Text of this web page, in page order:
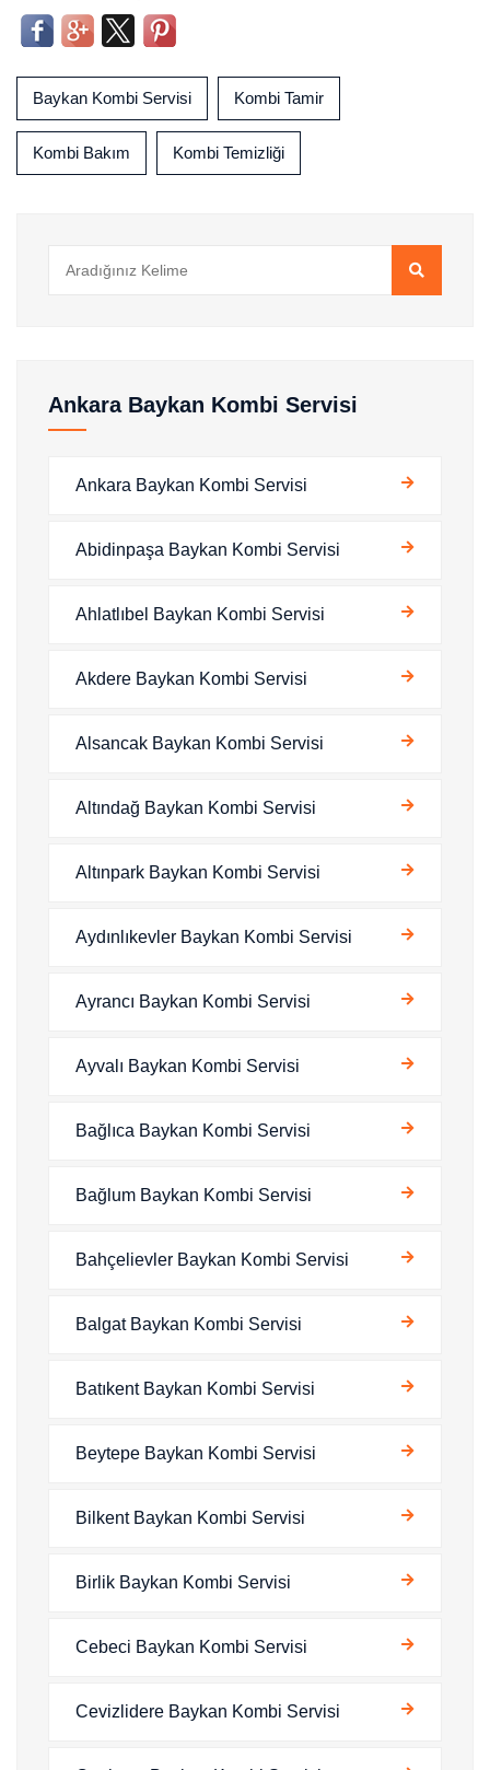
Baykan Kombi Servisi Kombi Tamir
Kombi Bakım Kombi Temizliği
Ankara Baykan Kombi Servisi
Ankara Baykan Kombi Servisi
Abidinpaşa Baykan Kombi Servisi
Ahlatlıbel Baykan Kombi Servisi
Akdere Baykan Kombi Servisi
Alsancak Baykan Kombi Servisi
Altındağ Baykan Kombi Servisi
Altınpark Baykan Kombi Servisi
Aydınlıkevler Baykan Kombi Servisi
Ayrancı Baykan Kombi Servisi
Ayvalı Baykan Kombi Servisi
Bağlıca Baykan Kombi Servisi
Bağlum Baykan Kombi Servisi
Bahçelievler Baykan Kombi Servisi
Balgat Baykan Kombi Servisi
Batıkent Baykan Kombi Servisi
Beytepe Baykan Kombi Servisi
Bilkent Baykan Kombi Servisi
Birlik Baykan Kombi Servisi
Cebeci Baykan Kombi Servisi
Cevizlidere Baykan Kombi Servisi